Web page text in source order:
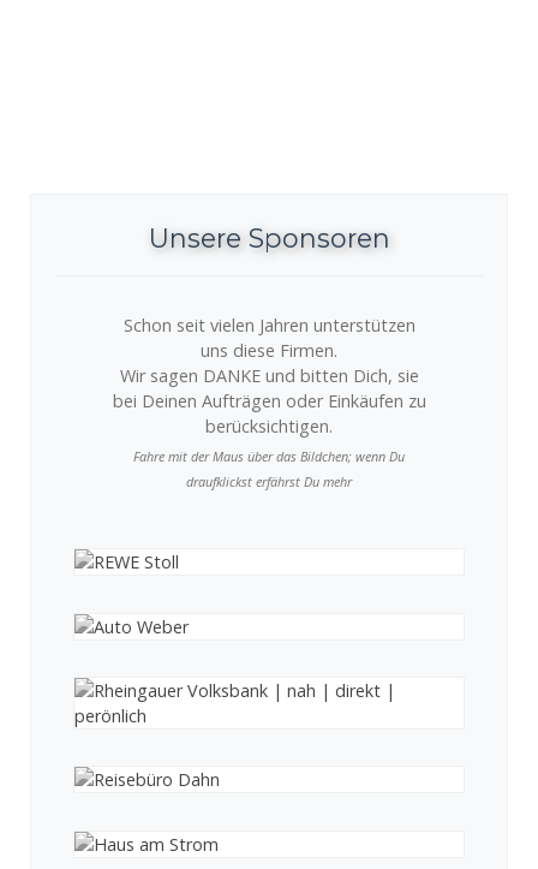
Unsere Sponsoren
Schon seit vielen Jahren unterstützen
uns diese Firmen.
Wir sagen DANKE und bitten Dich, sie
bei Deinen Aufträgen oder Einkäufen zu
berücksichtigen.
Fahre mit der Maus über das Bildchen; wenn Du
draufklickst erfährst Du mehr